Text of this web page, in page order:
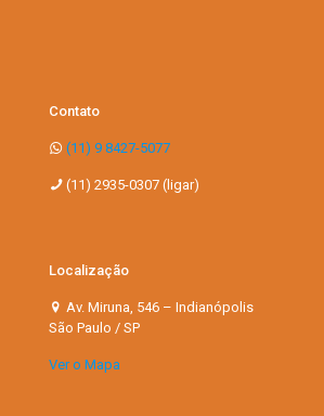
Contato
(11) 9 8427-5077
(11) 2935-0307 (ligar)
Localização
Av. Miruna, 546 – Indianópolis
São Paulo / SP
Ver o Mapa